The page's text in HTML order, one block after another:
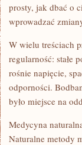
prosty, jak dbać o
wprowadzać
W wielu treściach
regularność: stałe
rośnie napięcie,
odporności.
było miejsce na
Medycyna
Naturalne metody